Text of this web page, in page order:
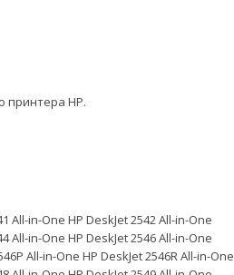
принтера HP.
All-in-One HP DeskJet 2542 All-in-One
All-in-One HP DeskJet 2546 All-in-One
All-in-One HP DeskJet 2546R All-in-One